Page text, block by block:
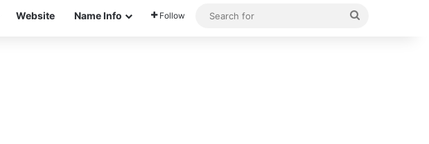
Website Name Info Follow